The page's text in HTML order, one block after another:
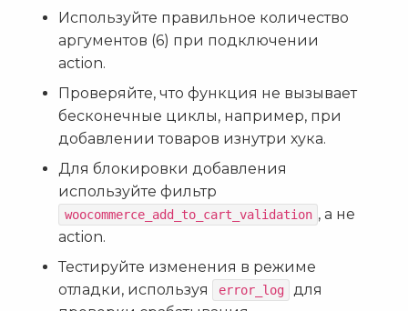
Используйте правильное количество
аргументов (6) при подключении
action.
Проверяйте, что функция не вызывает
бесконечные циклы, например, при
добавлении товаров изнутри хука.
Для блокировки добавления
используйте фильтр
woocommerce_add_to_cart_validation , а не
action.
Тестируйте изменения в режиме
отладки, используя
error_log
для